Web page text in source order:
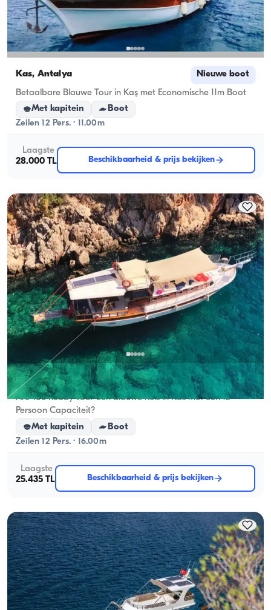
Kas, Antalya Nieuwe boot
Betaalbare Blauwe Tour in Kaş met Economische 11m Boot
Met kapitein
Boot
Zeilen 12 Pers. · 11.00m
Laagste
28.000 TL
Beschikbaarheid & prijs bekijken
Kas, Antalya 5.0 (1 review )
Are You Ready voor een Blauwe Reis in Kas met een 12-
Persoon Capaciteit?
Met kapitein
Boot
Zeilen 12 Pers. · 16.00m
Laagste
25.435 TL
Beschikbaarheid & prijs bekijken